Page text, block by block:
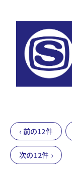
‹ 前の12件
次の12件 ›